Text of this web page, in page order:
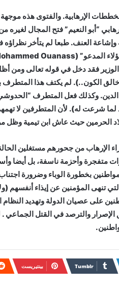
الإرهابية. والفتوى هذه
“أبو النعيم” فتح المجال
وإشاعة العنف. طبعا لم يتأخر
الوزير فقد دخل في قوله تعالى ومن
الكون..). لم يكتف هذا المتطرف
الدين. وكذلك فعل المتطرف
شرعت له). لأن المتطرفين لا
الحرمين حيث عاش ابن تيمية
الإرهاب من جحورهم مستغلين
متفجرة وأحزمة ناسفة، بل أيضا
بخطورة الوباء وضرورة
تنهى المؤمنين عن إيذاء أنفسهم
على عصيان الدولة وتهديد
والترصد في القتل الجماعي .
بينتيريست